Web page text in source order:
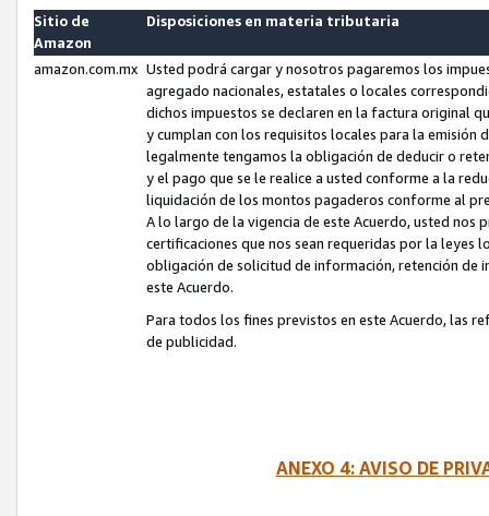
Sitio de
Amazon
Disposiciones en materia tributaria
amazon.com.mx Usted podrá cargar y nosotros pagaremos los
agregado nacionales, estatales o locales
dichos impuestos se declaren en la factura original
y cumplan con los requisitos locales para la emisión
legalmente tengamos la obligación de deducir o
y el pago que se le realice a usted conforme a la
liquidación de los montos pagaderos conforme al
A lo largo de la vigencia de este Acuerdo, usted
certificaciones que nos sean requeridas por la leyes
obligación de solicitud de información, retención de
este Acuerdo.
Para todos los fines previstos en este Acuerdo, las
de publicidad.
ANEXO 4: AVISO DE